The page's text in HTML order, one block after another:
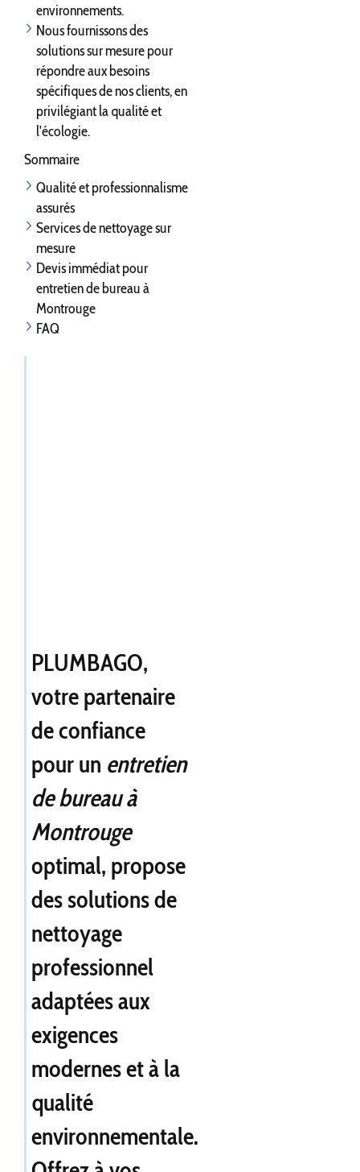
environnements.
Nous fournissons des
solutions sur mesure pour
répondre aux besoins
spécifiques de nos clients, en
privilégiant la qualité et
l'écologie.
Sommaire
Qualité et professionnalisme
assurés
Services de nettoyage sur
mesure
Devis immédiat pour
entretien de bureau à
Montrouge
FAQ
PLUMBAGO,
votre partenaire
de confiance
pour un entretien
de bureau à
Montrouge
optimal, propose
des solutions de
nettoyage
professionnel
adaptées aux
exigences
modernes et à la
qualité
environnementale.